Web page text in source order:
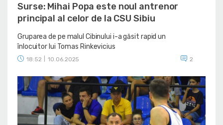
Surse: Mihai Popa este noul antrenor
principal al celor de la CSU Sibiu
Gruparea de pe malul Cibinului i-a găsit rapid un
înlocuitor lui Tomas Rinkevicius
18:52 10.06.2025 2